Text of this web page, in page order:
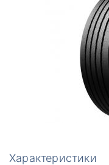
Характеристики